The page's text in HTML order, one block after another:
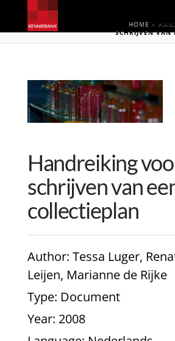
HOME »
SCHRIJVEN VAN
Handreiking
schrijven van
collectieplan
Author: Tessa Luger,
Leijen, Marianne de Rijke
Type: Document
Year: 2008